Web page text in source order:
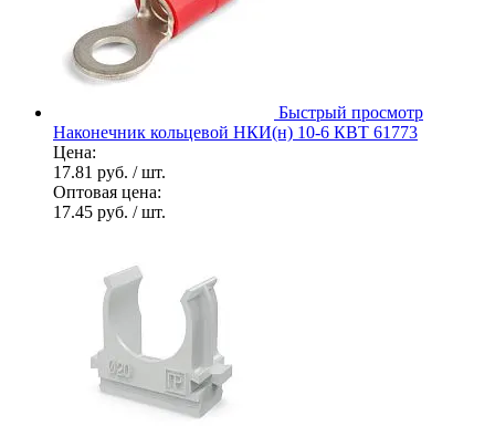
Быстрый просмотр
Наконечник кольцевой НКИ(н) 10-6 КВТ 61773
Цена:
17.81 руб. / шт.
Оптовая цена:
17.45 руб. / шт.